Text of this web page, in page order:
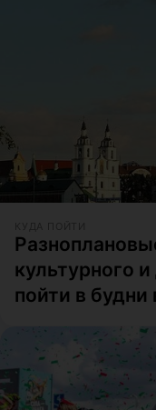
культурного
пойти в будни